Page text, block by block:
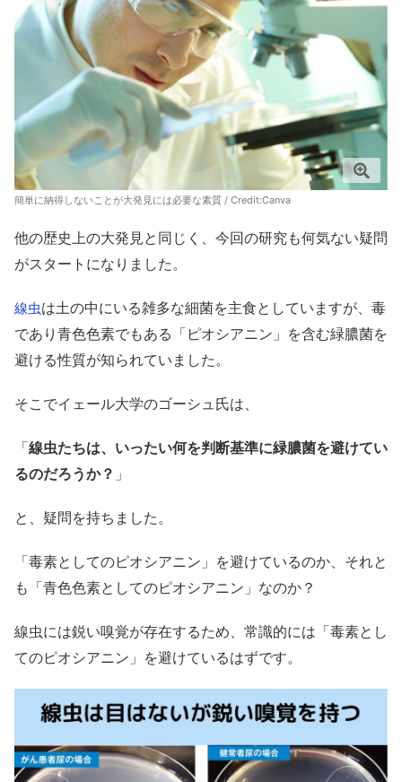
簡単に納得しないことが大発見には必要な素質 / Credit:Canva
他の歴史上の大発見と同じく、今回の研究も何気ない疑問
がスタートになりました。
線虫は土の中にいる雑多な細菌を主食としていますが、毒
であり青色色素でもある「ピオシアニン」を含む緑膿菌を
避ける性質が知られていました。
そこでイェール大学のゴーシュ氏は、
「線虫たちは、いったい何を判断基準に緑膿菌を避けてい
るのだろうか？ 」
と、疑問を持ちました。
「毒素としてのピオシアニン」を避けているのか、それと
も「青色色素としてのピオシアニン」なのか？
線虫には鋭い嗅覚が存在するため、常識的には「毒素とし
てのピオシアニン」を避けているはずです。